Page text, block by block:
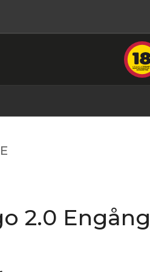
1-2 dagar. Gå till
2.0